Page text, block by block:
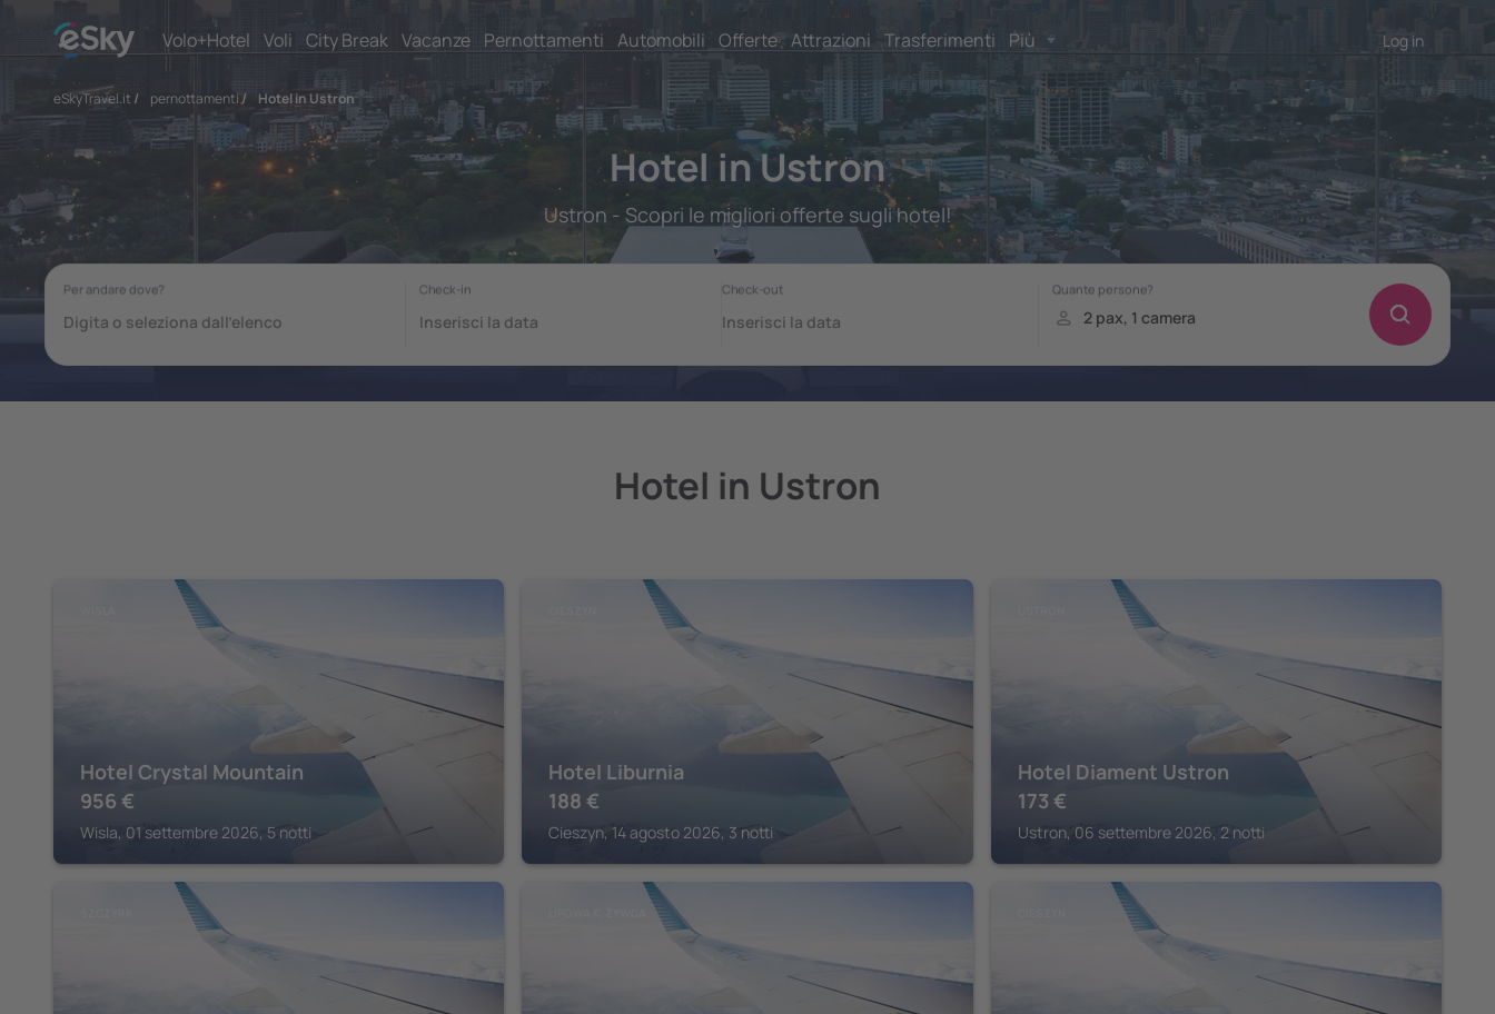
Volo+Hotel Voli City Break Vacanze Pernottamenti Automobili Offerte Attrazioni Trasferimenti Più Log in
eSkyTravel.it / pernottamenti/ Hotel in Ustron
Hotel in Ustron
Ustron - Scopri le migliori offerte sugli hotel!
Hotel in Ustron
Hotel Crystal Mountain
956 €
Wisla, 01 settembre 2026, 5 notti
Hotel Liburnia
188 €
Cieszyn, 14 agosto 2026, 3 notti
Hotel Diament Ustron
173 €
Ustron, 06 settembre 2026, 2 notti